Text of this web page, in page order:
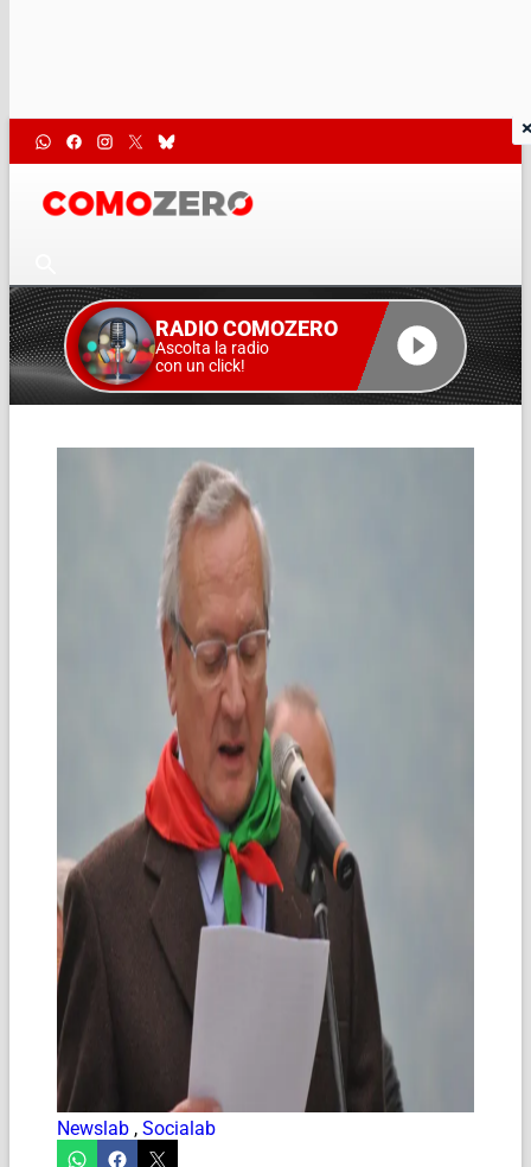
RADIO COMOZERO
Ascolta la radio
con un click!
Newslab , Socialab